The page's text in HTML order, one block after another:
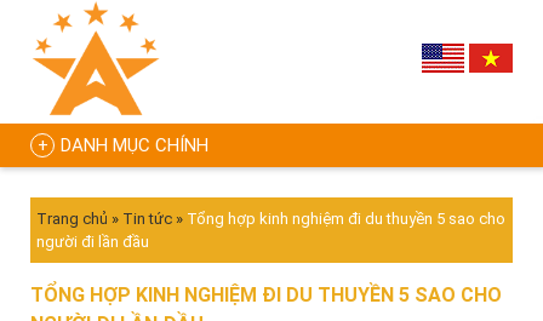
DANH MỤC CHÍNH
Trang chủ » Tin tức » Tổng hợp kinh nghiệm đi du thuyền 5 sao cho
người đi lần đầu
TỔNG HỢP KINH NGHIỆM ĐI DU THUYỀN 5 SAO CHO